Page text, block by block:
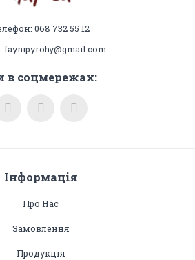
068 732 55 12
faynipyrohy@gmail.com
в соцмережах:
Інформація
Про Нас
Замовлення
Продукція